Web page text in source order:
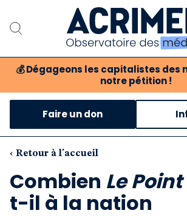
💰 Dégageons les capitalistes des
notre pétition !
Notre association
Notre critique des
Nos propositions
Notre revue
Faire un don
‹ Retour à l'accueil
Combien Le Point
t-il à la nation